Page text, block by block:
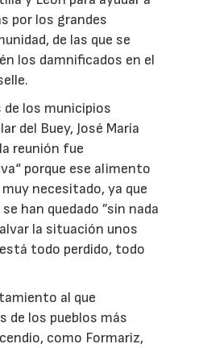
por los grandes
de las que se
los damnificados en el
de los municipios
del Buey, José María
reunión fue
porque ese alimento
necesitado, ya que
han quedado ”sin nada
la situación unos
todo perdido, todo
al que
de los pueblos más
como Formariz,